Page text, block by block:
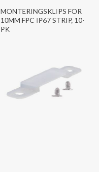
MONTERINGSKLIPS FOR
10MM FPC IP67 STRIP, 10-
PK